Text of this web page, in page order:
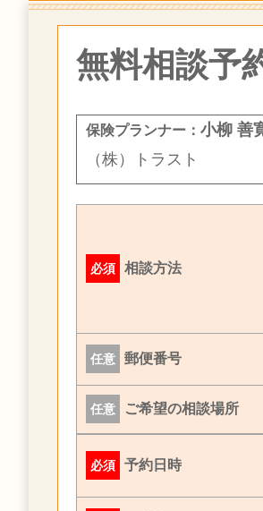
無料相談予
保険プランナー： 小柳 善
（株）トラスト
必須 相談方法
任意 郵便番号
任意 ご希望の相談場所
必須 予約日時